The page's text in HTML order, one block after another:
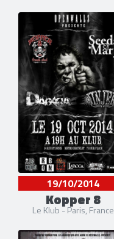
19/10/2014
Kopper 8
Le Klub - Paris, France